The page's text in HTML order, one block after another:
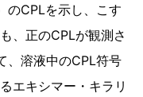
のCPLを示し、こす
、正のCPLが観測さ
、溶液中のCPL符号
エキシマー・キラリ